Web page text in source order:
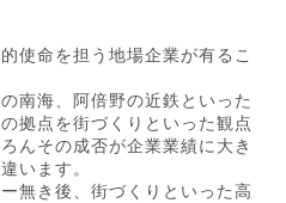
使命を担う地場企業が有るこ
南海、阿倍野の近鉄といった
拠点を街づくりといった観点
んその成否が企業業績に大き
います。
無き後、街づくりといった高